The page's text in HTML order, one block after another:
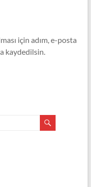
için adım, e-posta
kaydedilsin.